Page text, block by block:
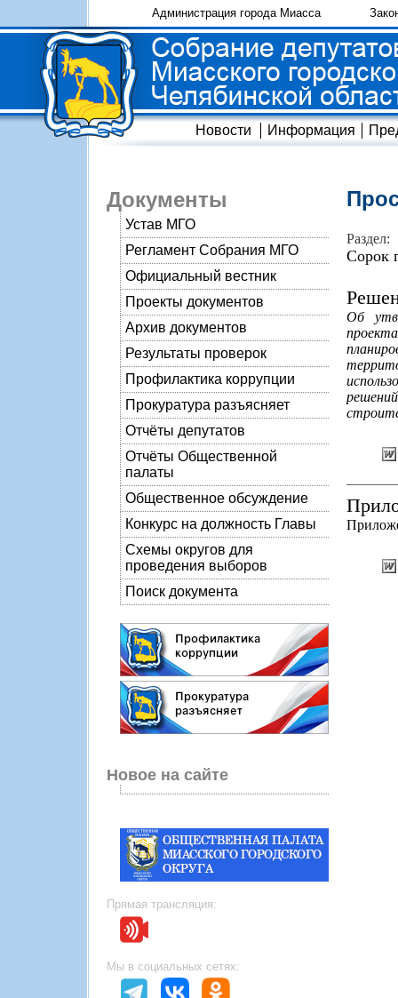
Администрация города Миасса
Новости Информация
Документы
Устав МГО
Регламент Собрания МГО
Официальный вестник
Проекты документов
Архив документов
Результаты проверок
Профилактика коррупции
Прокуратура разъясняет
Отчёты депутатов
Отчёты Общественной
палаты
Общественное обсуждение
Конкурс на должность Главы
Схемы округов для
проведения выборов
Поиск документа
Новое на сайте
Прямая трансляция:
Мы в социальных сетях:
Раздел:
Сорок
Об